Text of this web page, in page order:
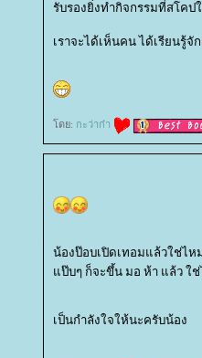
รับรองยิ่งทำกิจกรรมที่สโค
เราจะได้เห็นคน ได้เรียนรู้
ดย: กะว่าก๋า
น้องป๊อบเปิดเทอมแล้วใช่ไห
ป๊บๆ ก็จะขึ้น มอ ห้า แล้ว ใ
เป็นกำลังใจให้นะครับน้อง